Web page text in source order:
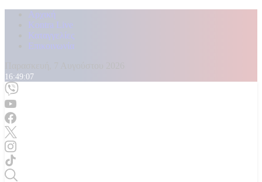
Αρχική
Kontra Live
Καταγγελίες
Επικοινωνία
16:49:09